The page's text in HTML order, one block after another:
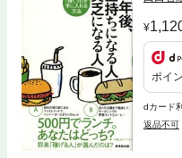
ポイ
dカード
返品不可